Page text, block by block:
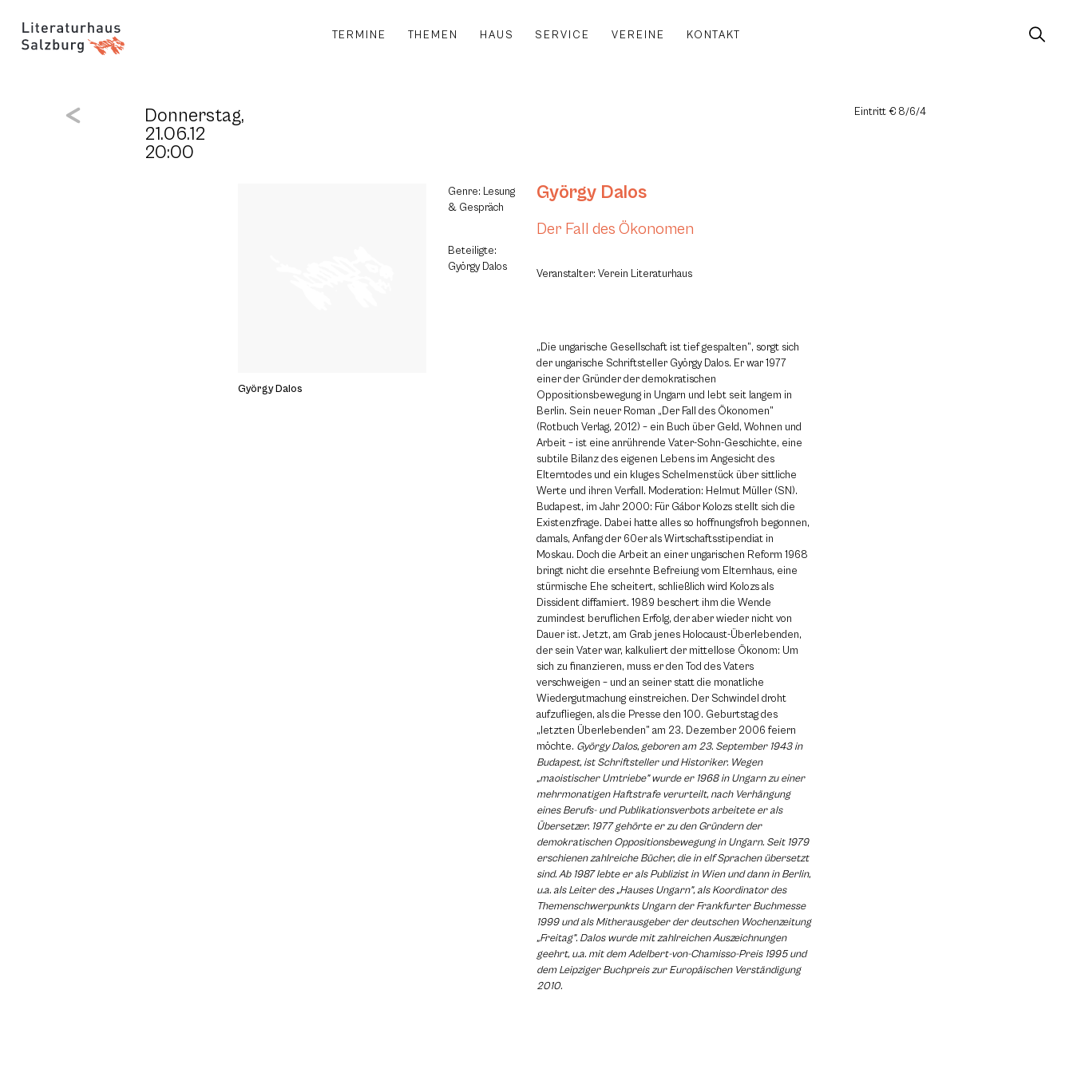
TERMINE THEMEN HAUS SERVICE VEREINE KONTAKT
Donnerstag,
21.06.12
20:00
Eintritt € 8/6/4
György Dalos
Genre: Lesung
& Gespräch
Beteiligte:
György Dalos
György Dalos
Der Fall des Ökonomen
Veranstalter: Verein Literaturhaus
„Die ungarische Gesellschaft ist tief gespalten”, sorgt sich
der ungarische Schriftsteller György Dalos. Er war 1977
einer der Gründer der demokratischen
Oppositionsbewegung in Ungarn und lebt seit langem in
Berlin. Sein neuer Roman „Der Fall des Ökonomen”
(Rotbuch Verlag, 2012) – ein Buch über Geld, Wohnen und
Arbeit – ist eine anrührende Vater-Sohn-Geschichte, eine
subtile Bilanz des eigenen Lebens im Angesicht des
Elterntodes und ein kluges Schelmenstück über sittliche
Werte und ihren Verfall. Moderation: Helmut Müller (SN).
Budapest, im Jahr 2000: Für Gábor Kolozs stellt sich die
Existenzfrage. Dabei hatte alles so hoffnungsfroh begonnen,
damals, Anfang der 60er als Wirtschaftsstipendiat in
Moskau. Doch die Arbeit an einer ungarischen Reform 1968
bringt nicht die ersehnte Befreiung vom Elternhaus, eine
stürmische Ehe scheitert, schließlich wird Kolozs als
Dissident diffamiert. 1989 beschert ihm die Wende
zumindest beruflichen Erfolg, der aber wieder nicht von
Dauer ist. Jetzt, am Grab jenes Holocaust-Überlebenden,
der sein Vater war, kalkuliert der mittellose Ökonom: Um
sich zu finanzieren, muss er den Tod des Vaters
verschweigen – und an seiner statt die monatliche
Wiedergutmachung einstreichen. Der Schwindel droht
aufzufliegen, als die Presse den 100. Geburtstag des
„letzten Überlebenden” am 23. Dezember 2006 feiern
möchte. György Dalos, geboren am 23. September 1943 in
Budapest, ist Schriftsteller und Historiker. Wegen
„maoistischer Umtriebe” wurde er 1968 in Ungarn zu einer
mehrmonatigen Haftstrafe verurteilt, nach Verhängung
eines Berufs- und Publikationsverbots arbeitete er als
Übersetzer. 1977 gehörte er zu den Gründern der
demokratischen Oppositionsbewegung in Ungarn. Seit 1979
erschienen zahlreiche Bücher, die in elf Sprachen übersetzt
sind. Ab 1987 lebte er als Publizist in Wien und dann in Berlin,
u.a. als Leiter des „Hauses Ungarn”, als Koordinator des
Themenschwerpunkts Ungarn der Frankfurter Buchmesse
1999 und als Mitherausgeber der deutschen Wochenzeitung
„Freitag”. Dalos wurde mit zahlreichen Auszeichnungen
geehrt, u.a. mit dem Adelbert-von-Chamisso-Preis 1995 und
dem Leipziger Buchpreis zur Europäischen Verständigung
2010.